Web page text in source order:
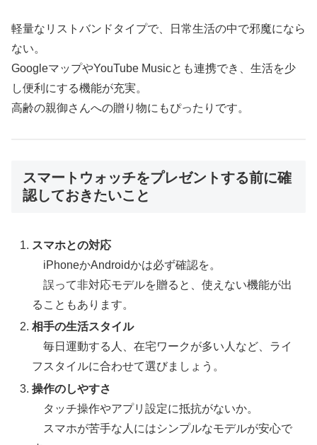
軽量なリストバンドタイプで、日常生活の中で邪魔になら
ない。
GoogleマップやYouTube Musicとも連携でき、生活を少
し便利にする機能が充実。
高齢の親御さんへの贈り物にもぴったりです。
スマートウォッチをプレゼントする前に確
認しておきたいこと
スマホとの対応
iPhoneかAndroidかは必ず確認を。
誤って非対応モデルを贈ると、使えない機能が出
ることもあります。
相手の生活スタイル
毎日運動する人、在宅ワークが多い人など、ライ
フスタイルに合わせて選びましょう。
操作のしやすさ
タッチ操作やアプリ設定に抵抗がないか。
スマホが苦手な人にはシンプルなモデルが安心で